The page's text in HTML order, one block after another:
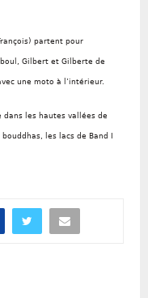
partent pour
Gilbert et Gilberte de
une moto à l’intérieur.
dans les hautes vallées de
les lacs de Band I